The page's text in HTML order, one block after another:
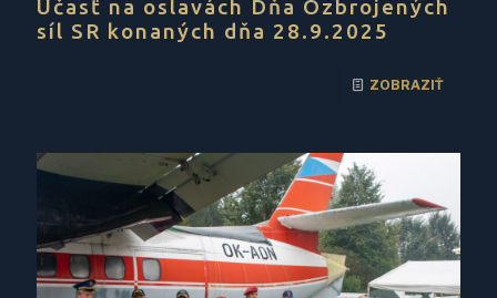
Účasť na oslavách Dňa Ozbrojených
síl SR konaných dňa 28.9.2025
ZOBRAZIŤ